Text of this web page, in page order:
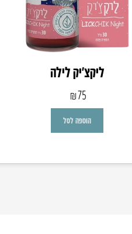
ליקצ’יק לילה
₪75
הוספה לסל